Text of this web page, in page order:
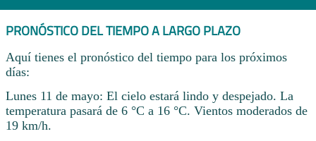
PRONÓSTICO DEL TIEMPO A LARGO PLAZO
Aquí tienes el pronóstico del tiempo para los próximos
días:
Lunes 11 de mayo: El cielo estará lindo y despejado. La
temperatura pasará de 6 °C a 16 °C. Vientos moderados de
19 km/h.